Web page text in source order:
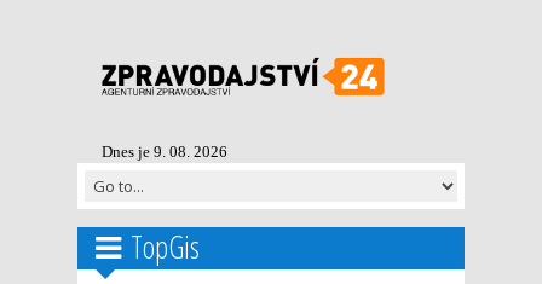
Dnes je 9. 08. 2026
TopGis